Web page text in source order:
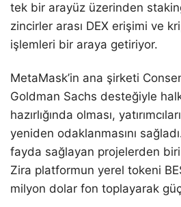
tek bir arayüz üzerinden
zincirler arası DEX erişimi ve
işlemleri bir araya getiriyor.
MetaMask’in ana şirketi
Goldman Sachs desteğiyle
hazırlığında olması,
yeniden odaklanmasını
fayda sağlayan projelerden
Zira platformun yerel tokeni
milyon dolar fon toplayarak